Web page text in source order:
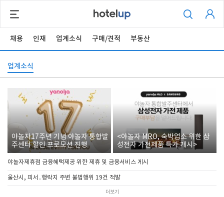
채용 인재 업계소식 구매/견적 부동산
업계소식
야놀자17주년 기념 야놀자 통합발
주센터 할인 프로모션 진행
<야놀자 MRO, 숙박업소 위한 삼
성전자 가전제품 특가 개시>
야놀자제휴점 금융혜택제공 위한 제휴 및 금융서비스 게시
울산시, 피서․행락지 주변 불법행위 19건 적발
더보기